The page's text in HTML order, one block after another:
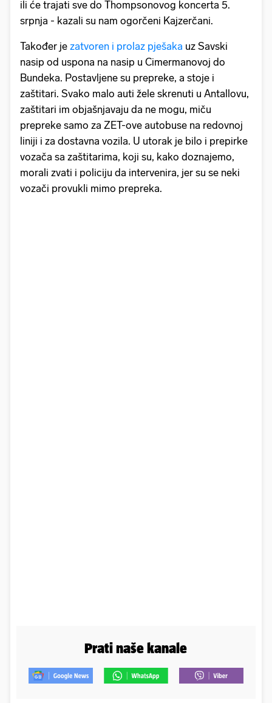
ili će trajati sve do Thompsonovog koncerta 5.
srpnja - kazali su nam ogorčeni Kajzerčani.
Također je zatvoren i prolaz pješaka uz Savski
nasip od uspona na nasip u Cimermanovoj do
Bundeka. Postavljene su prepreke, a stoje i
zaštitari. Svako malo auti žele skrenuti u Antallovu,
zaštitari im objašnjavaju da ne mogu, miču
prepreke samo za ZET-ove autobuse na redovnoj
liniji i za dostavna vozila. U utorak je bilo i prepirke
vozača sa zaštitarima, koji su, kako doznajemo,
morali zvati i policiju da intervenira, jer su se neki
vozači provukli mimo prepreka.
Prati naše kanale